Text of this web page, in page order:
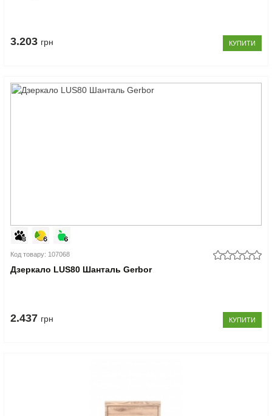
3.203 грн КУПИТИ
Код товару: 107068
Дзеркало LUS80 Шанталь Gerbor
2.437 грн КУПИТИ